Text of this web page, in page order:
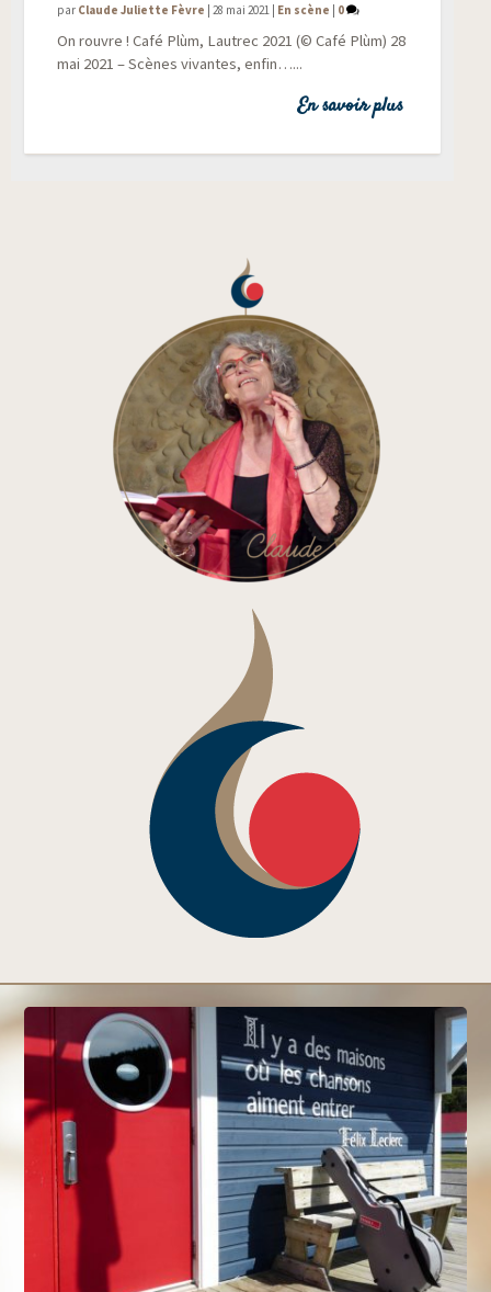
par Claude Juliette Fèvre |28 mai 2021 | En scène | 0
On rouvre ! Café Plùm, Lau­trec 2021 (© Café Plùm) 28
mai 2021 – Scènes vivantes, enfin…...
En savoir plus